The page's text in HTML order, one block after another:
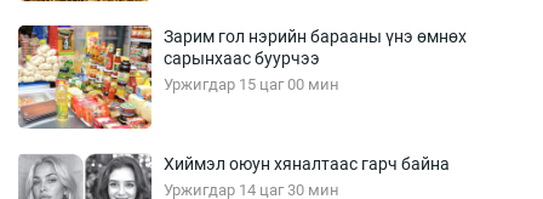
Зарим гол нэрийн барааны үнэ өмнөх
сарынхаас буурчээ
Уржигдар 15 цаг 00 мин
Хиймэл оюун хяналтаас гарч байна
Уржигдар 14 цаг 30 мин